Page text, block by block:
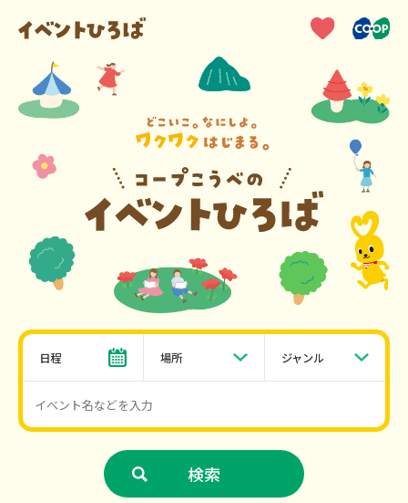
日程 場所 ジャンル